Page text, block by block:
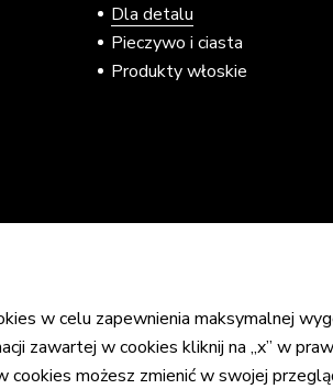
Dla detalu
Pieczywo i ciasta
Produkty włoskie
w celu zapewnienia maksymalnej
zawartej w cookies kliknij na „x” w
możesz zmienić w swojej